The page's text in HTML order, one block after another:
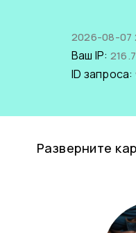
2026-08-07
Ваш IP:
ID запроса:
Разверните